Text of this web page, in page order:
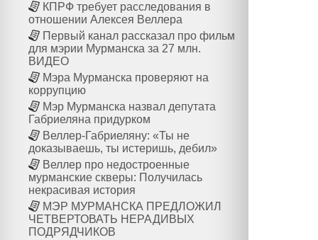
КПРФ требует расследования в
отношении Алексея Веллера
Первый канал рассказал про фильм
для мэрии Мурманска за 27 млн.
ВИДЕО
Мэра Мурманска проверяют на
коррупцию
Мэр Мурманска назвал депутата
Габриеляна придурком
Веллер-Габриеляну: «Ты не
доказываешь, ты истеришь, дебил»
Веллер про недостроенные
мурманские скверы: Получилась
некрасивая история
МЭР МУРМАНСКА ПРЕДЛОЖИЛ
ЧЕТВЕРТОВАТЬ НЕРАДИВЫХ
ПОДРЯДЧИКОВ